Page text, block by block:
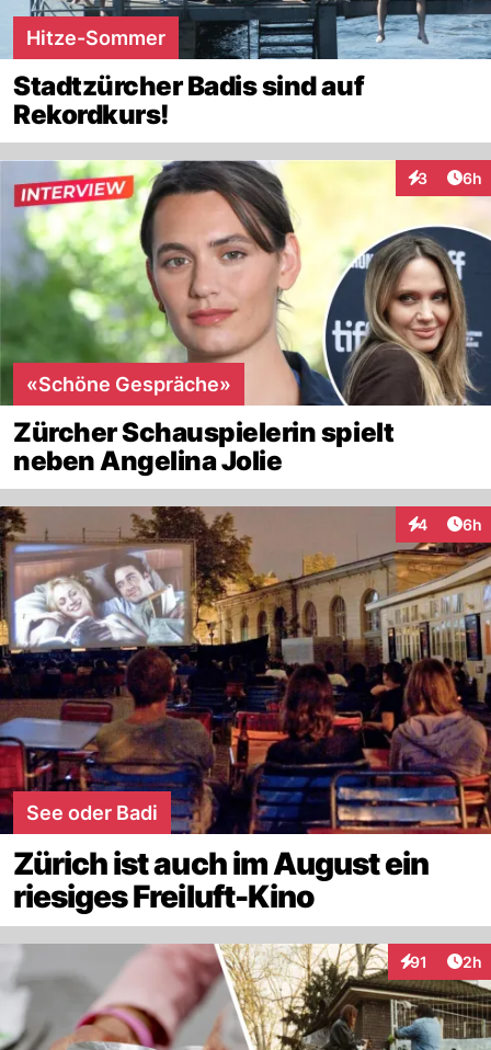
Hitze-Sommer
Stadtzürcher Badis sind auf
Rekordkurs!
3 6h
«Schöne Gespräche»
Zürcher Schauspielerin spielt
neben Angelina Jolie
4 6h
See oder Badi
Zürich ist auch im August ein
riesiges Freiluft-Kino
91
Interaktionen
2h